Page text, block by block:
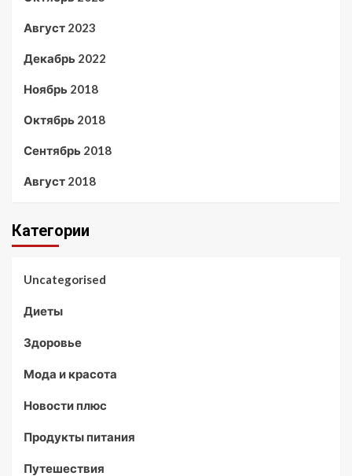
Август 2023
Декабрь 2022
Ноябрь 2018
Октябрь 2018
Сентябрь 2018
Август 2018
Категории
Uncategorised
Диеты
Здоровье
Мода и красота
Новости плюс
Продукты питания
Путешествия